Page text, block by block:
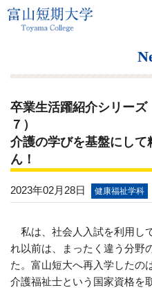
卒業生活躍紹介シリー
７）
介護の学びを基盤にして
ん！
2023年02月28日 健康福祉学科
私は、社会人入試を利用し
れ以前は、まったく違う分野
た。富山短大へ再入学したの
介護福祉士という国家資格を